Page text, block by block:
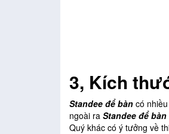
3, Kích
Standee để bàncó nhiều
ngoài ra Standee để bàn
Quý khác có ý tưởng về